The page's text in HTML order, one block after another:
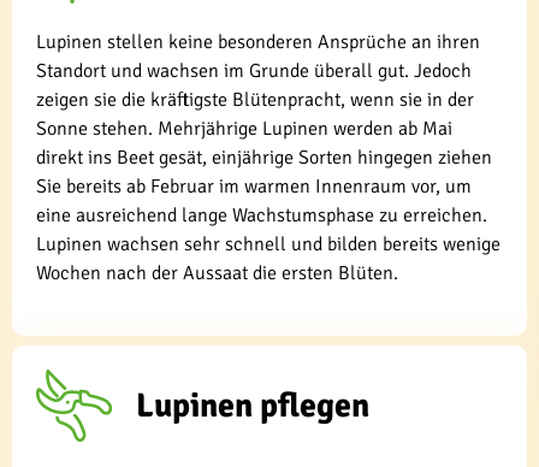
Lupinen stellen keine besonderen Ansprüche an ihren
Standort und wachsen im Grunde überall gut. Jedoch
zeigen sie die kräftigste Blütenpracht, wenn sie in der
Sonne stehen. Mehrjährige Lupinen werden ab Mai
direkt ins Beet gesät, einjährige Sorten hingegen ziehen
Sie bereits ab Februar im warmen Innenraum vor, um
eine ausreichend lange Wachstumsphase zu erreichen.
Lupinen wachsen sehr schnell und bilden bereits wenige
Wochen nach der Aussaat die ersten Blüten.
Lupinen pflegen